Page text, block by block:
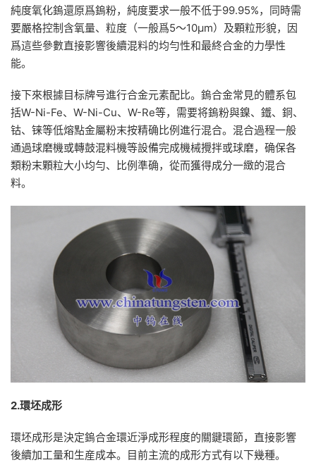
純度氧化鎢還原爲鎢粉，純度要求一般不低于99.95%，同時需
要嚴格控制含氧量、粒度（一般爲5～10μm）及顆粒形貌，因
爲這些參數直接影響後續混料的均勻性和最終合金的力學性
能。
接下來根據目标牌号進行合金元素配比。鎢合金常見的體系包
括W-Ni-Fe、W-Ni-Cu、W-Re等，需要将鎢粉與鎳、鐵、銅、
钴、铼等低熔點金屬粉末按精确比例進行混合。混合過程一般
通過球磨機或轉鼓混料機等設備完成機械攪拌或球磨，确保各
類粉末顆粒大小均勻、比例準确，從而獲得成分一緻的混合
料。
2.環坯成形
環坯成形是決定鎢合金環近淨成形程度的關鍵環節，直接影響
後續加工量和生産成本。目前主流的成形方式有以下幾種。